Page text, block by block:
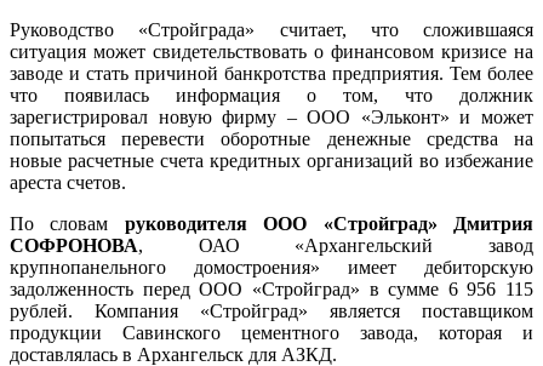
Руководство «Стройграда» считает, что сложившаяся
ситуация может свидетельствовать о финансовом кризисе на
заводе и стать причиной банкротства предприятия. Тем более
что появилась информация о том, что должник
зарегистрировал новую фирму – ООО «Эльконт» и может
попытаться перевести оборотные денежные средства на
новые расчетные счета кредитных организаций во избежание
ареста счетов.
По словам руководителя ООО «Стройград» Дмитрия
СОФРОНОВА, ОАО «Архангельский завод
крупнопанельного домостроения» имеет дебиторскую
задолженность перед ООО «Стройград» в сумме 6 956 115
рублей. Компания «Стройград» является поставщиком
продукции Савинского цементного завода, которая и
доставлялась в Архангельск для АЗКД.